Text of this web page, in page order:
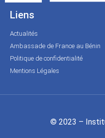
Liens
Actualités
Ambassade de France au Bénin
Politique de confidentialité
Mentions Légales
© 2023 –